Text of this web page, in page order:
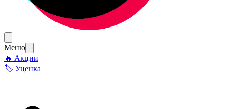
Меню
🔥 Акции
🏷 Уценка